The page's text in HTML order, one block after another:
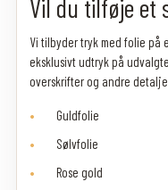
Vil du tilføje et
Vi tilbyder tryk med folie på
eksklusivt udtryk på
overskrifter og andre
Guldfolie
Sølvfolie
Rose gold